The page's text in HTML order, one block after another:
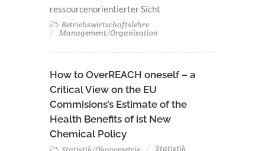
ressourcenorientierter Sicht
Betriebswirtschaftslehre
Management/Organisation
How to OverREACH oneself – a
Critical View on the EU
Commisions’s Estimate of the
Health Benefits of ist New
Chemical Policy
Statistik